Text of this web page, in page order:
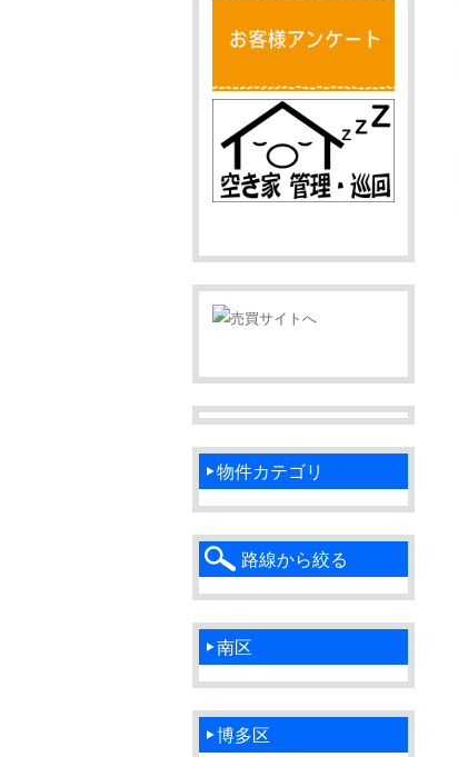
物件カテゴリ
路線から絞る
南区
博多区